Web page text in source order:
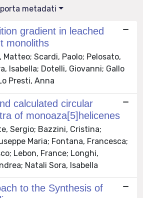
metadati
gradient in leached
monoliths
Scardi, Paolo; Pelosato,
Isabella; Dotelli, Giovanni; Gallo
Presti, Anna
calculated circular
of monoaza[5]helicenes
Sergio; Bazzini, Cristina;
Maria; Fontana, Francesca;
Lebon, France; Longhi,
Natali Sora, Isabella
to the Synthesis of